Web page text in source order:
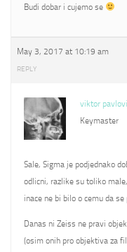
Budi dobar i cujemo se
May 3, 2017 at 10:19 am
REPLY
viktor
Keymaster
Sale, Sigma je podjednako
odlicni, razlike su toliko
inace ne bi bilo o cemu da se
Danas ni Zeiss ne pravi
(osim onih pro objektiva za